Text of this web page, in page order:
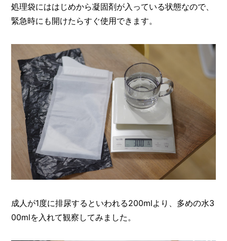
処理袋にははじめから凝固剤が入っている状態なので、
緊急時にも開けたらすぐ使用できます。
成人が1度に排尿するといわれる200mlより、多めの水3
00mlを入れて観察してみました。